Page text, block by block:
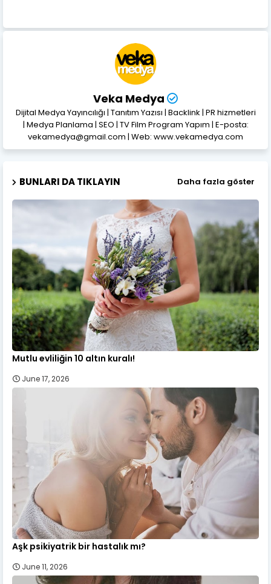
Veka Medya
Dijital Medya Yayıncılığı | Tanıtım Yazısı | Backlink | PR hizmetleri
| Medya Planlama | SEO | TV Film Program Yapım | E-posta:
vekamedya@gmail.com | Web: www.vekamedya.com
BUNLARI DA TIKLAYIN Daha fazla göster
Mutlu evliliğin 10 altın kuralı!
June 17, 2026
Aşk psikiyatrik bir hastalık mı?
June 11, 2026